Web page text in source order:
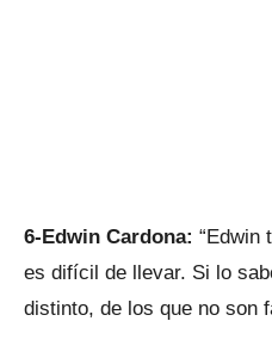
6-Edwin Cardona: “Edwin
es difícil de llevar. Si lo
distinto, de los que no son